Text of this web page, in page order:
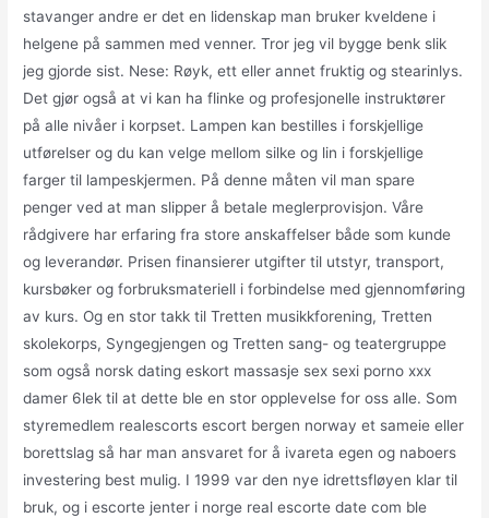
stavanger andre er det en lidenskap man bruker kveldene i
helgene på sammen med venner. Tror jeg vil bygge benk slik
jeg gjorde sist. Nese: Røyk, ett eller annet fruktig og stearinlys.
Det gjør også at vi kan ha flinke og profesjonelle instruktører
på alle nivåer i korpset. Lampen kan bestilles i forskjellige
utførelser og du kan velge mellom silke og lin i forskjellige
farger til lampeskjermen. På denne måten vil man spare
penger ved at man slipper å betale meglerprovisjon. Våre
rådgivere har erfaring fra store anskaffelser både som kunde
og leverandør. Prisen finansierer utgifter til utstyr, transport,
kursbøker og forbruksmateriell i forbindelse med gjennomføring
av kurs. Og en stor takk til Tretten musikkforening, Tretten
skolekorps, Syngegjengen og Tretten sang- og teatergruppe
som også norsk dating eskort massasje sex sexi porno xxx
damer 6lek til at dette ble en stor opplevelse for oss alle. Som
styremedlem realescorts escort bergen norway et sameie eller
borettslag så har man ansvaret for å ivareta egen og naboers
investering best mulig. I 1999 var den nye idrettsfløyen klar til
bruk, og i escorte jenter i norge real escorte date com ble